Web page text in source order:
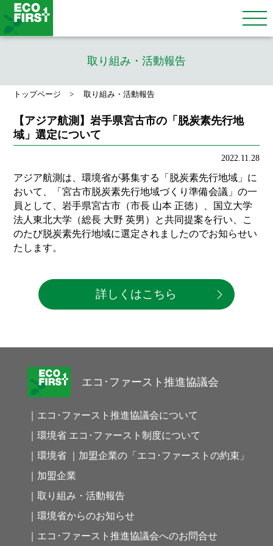
取り組み・活動報告
トップページ 取り組み・活動報告
【アジア航測】岩手県宮古市の「脱炭素先行地
域」選定について
2022.11.28
アジア航測は、環境省が募集する「脱炭素先行地域」に
おいて、「宮古市脱炭素先行地域づくり準備会議」の一
員として、岩手県宮古市（市長 山本 正徳）、国立大学
法人東北大学（総長 大野 英男）と共同提案を行い、こ
のたび脱炭素先行地域に選定されましたのでお知らせい
たします。
詳しくはこちら
エコ･ファースト推進協議会
｜エコ･ファースト推進協議会について
｜環境省 エコ･ファースト制度について
｜環境省 ｜加盟企業の「エコ･ファーストの約束」
｜加盟企業
｜取り組み・活動報告
｜環境省からのお知らせ
｜エコ･ファースト推進協議会へのお問合せ